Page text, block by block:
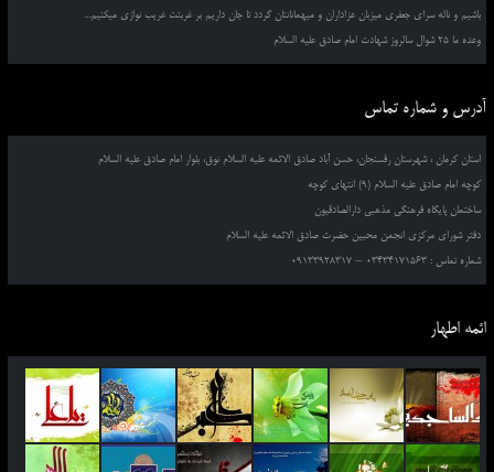
باشیم و ناله سرای جعفری میزبان عزاداران و میهمانانتان گردد تا جان داریم بر غربتت غریب نوازی میکنیم...
وعده ما 25 شوال سالروز شهادت امام صادق علیه السلام
آدرس و شماره تماس
استان کرمان ، شهرستان رفسنجان، حسن آباد صادق الائمه علیه السلام نوق، بلوار امام صادق علیه السلام
کوچه امام صادق علیه السلام (9) انتهای کوچه
ساختمان پایگاه فرهنگی مذهبی دارالصادقیون
دفتر شورای مرکزی انجمن محبین حضرت صادق الائمه علیه السلام
شماره تماس : 03434171563 – 09133928317
ائمه اطهار